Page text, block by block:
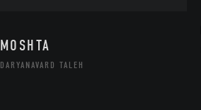
MOSHTA
DARYANAVARD TALEH